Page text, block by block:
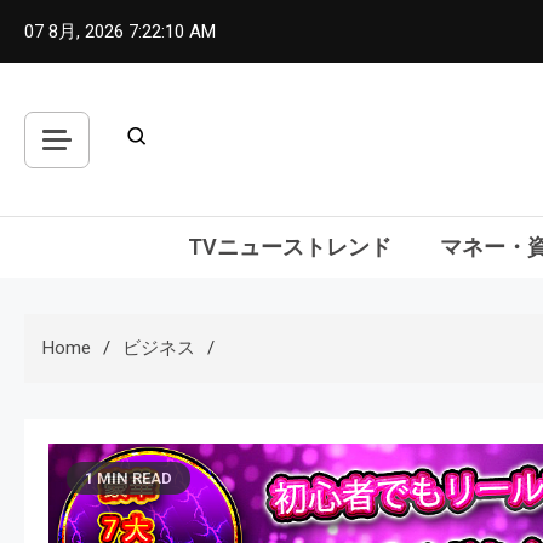
07 8月, 2026 7:22:11 AM
TVニューストレンド マネー・
Home ビジネス
1 MIN READ